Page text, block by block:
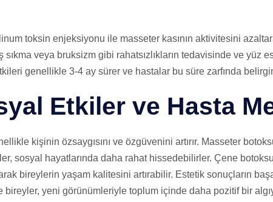
toksin enjeksiyonu ile masseter kasının aktivitesini
veya bruksizm gibi rahatsızlıkların tedavisinde ve yüz
genellikle 3-4 ay sürer ve hastalar bu süre zarfında
Etkiler ve Hasta
kişinin özsaygısını ve özgüvenini artırır. Masseter
sosyal hayatlarında daha rahat hissedebilirler. Çene botoksu,
bireylerin yaşam kalitesini artırabilir. Estetik sonuçların
bireyler, yeni görünümleriyle toplum içinde daha pozitif bir